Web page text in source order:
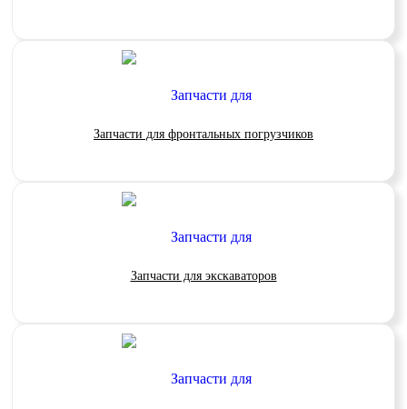
Запчасти для фронтальных погрузчиков
Запчасти для экскаваторов